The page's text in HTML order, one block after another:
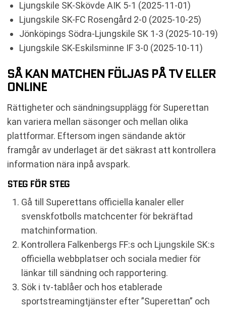
Ljungskile SK-Skövde AIK 5-1 (2025-11-01)
Ljungskile SK-FC Rosengård 2-0 (2025-10-25)
Jönköpings Södra-Ljungskile SK 1-3 (2025-10-19)
Ljungskile SK-Eskilsminne IF 3-0 (2025-10-11)
SÅ KAN MATCHEN FÖLJAS PÅ TV ELLER
ONLINE
Rättigheter och sändningsupplägg för Superettan
kan variera mellan säsonger och mellan olika
plattformar. Eftersom ingen sändande aktör
framgår av underlaget är det säkrast att kontrollera
information nära inpå avspark.
STEG FÖR STEG
Gå till Superettans officiella kanaler eller
svenskfotbolls matchcenter för bekräftad
matchinformation.
Kontrollera Falkenbergs FF:s och Ljungskile SK:s
officiella webbplatser och sociala medier för
länkar till sändning och rapportering.
Sök i tv-tablåer och hos etablerade
sportstreamingtjänster efter ”Superettan” och